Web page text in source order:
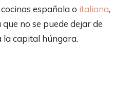
española o italiana,
no se puede dejar de
la capital húngara.